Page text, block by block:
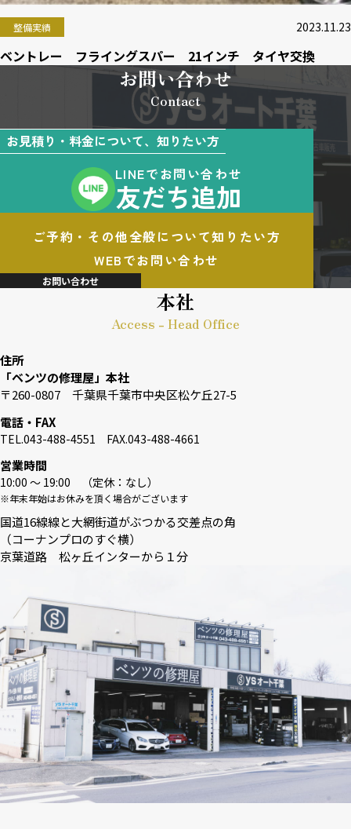
整備実績 2023.11.23
ベントレー フライングスパー 21インチ タイヤ交換
お問い合わせ
Contact
お見積り・料金について、知りたい方
LINEでお問い合わせ
友だち追加
ご予約・その他全般について知りたい方
WEBでお問い合わせ
お問い合わせ
本社
Access - Head Office
住所
「ベンツの修理屋」本社
〒260-0807 千葉県千葉市中央区松ケ丘27-5
電話・FAX
TEL.043-488-4551 FAX.043-488-4661
営業時間
10:00 〜 19:00 （定休：なし）
※年末年始はお休みを頂く場合がございます
国道16線線と大網街道がぶつかる交差点の角
（コーナンプロのすぐ横）
京葉道路 松ヶ丘インターから１分